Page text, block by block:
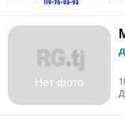
Нет фото